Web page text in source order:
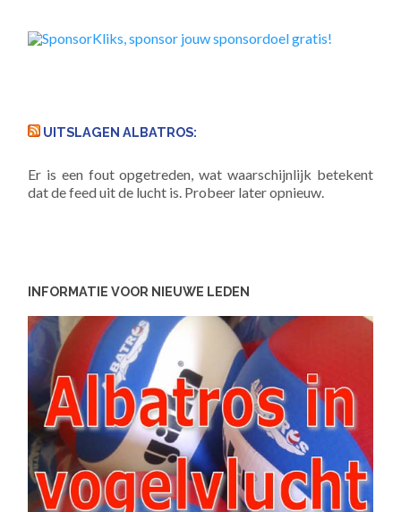
UITSLAGEN ALBATROS:
Er is een fout opgetreden, wat waarschijnlijk betekent
dat de feed uit de lucht is. Probeer later opnieuw.
INFORMATIE VOOR NIEUWE LEDEN